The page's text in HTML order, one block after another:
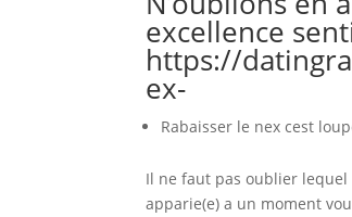
excellence
https://
ex-
Rabaisser le nex cest
Il ne faut pas oublier
apparie(e) a un moment